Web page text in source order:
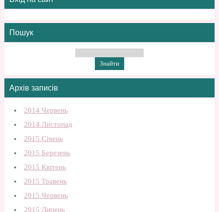
Пошук
Архів записів
2014 Червень
2014 Листопад
2015 Січень
2015 Березень
2015 Квітень
2015 Травень
2015 Червень
2015 Липень